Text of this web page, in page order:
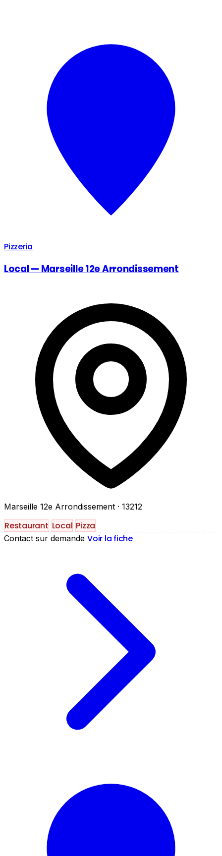
Pizzeria
Local — Marseille 12e Arrondissement
Marseille 12e Arrondissement · 13212
Restaurant Local Pizza
Contact sur demande Voir la fiche